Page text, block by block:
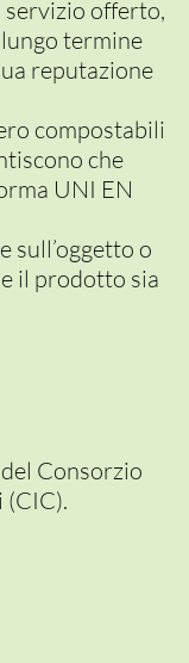
servizio offerto,
lungo termine
reputazione
compostabili
che
UNI EN
sull’oggetto o
il prodotto sia
Consorzio